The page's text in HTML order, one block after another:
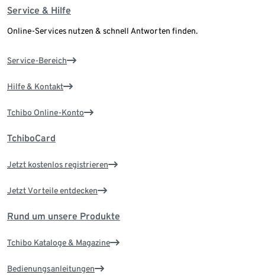
Service & Hilfe
Online-Services nutzen & schnell Antworten finden.
Service-Bereich
Hilfe & Kontakt
Tchibo Online-Konto
TchiboCard
Jetzt kostenlos registrieren
Jetzt Vorteile entdecken
Rund um unsere Produkte
Tchibo Kataloge & Magazine
Bedienungsanleitungen